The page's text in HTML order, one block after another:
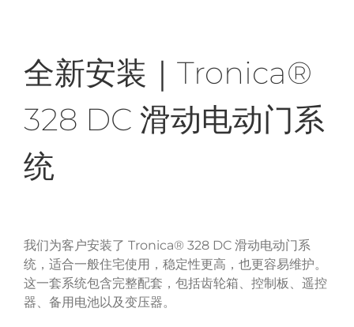
全新安装｜ Tronica®
328 DC 滑动电动门系
统
我们为客户安装了 Tronica® 328 DC 滑动电动门系
统，适合一般住宅使用，稳定性更高，也更容易维护。
这一套系统包含完整配套，包括齿轮箱、控制板、遥控
器、备用电池以及变压器。